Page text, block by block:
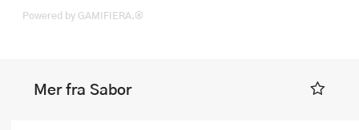
Powered by GAMIFIERA.®
Mer fra Sabor